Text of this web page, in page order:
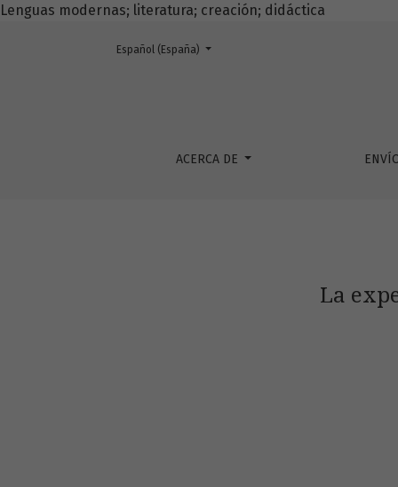
Lenguas modernas; literatura; creación; didáctica
La experiencia artística como fuente de
ACERCA DE
Cambiar el idioma. El actual es:
Español (España)
La